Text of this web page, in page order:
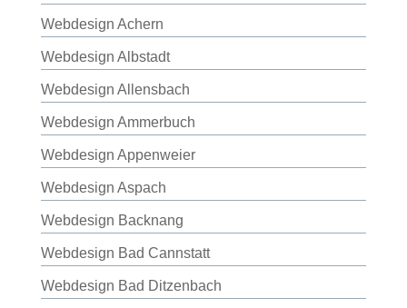
Webdesign Achern
Webdesign Albstadt
Webdesign Allensbach
Webdesign Ammerbuch
Webdesign Appenweier
Webdesign Aspach
Webdesign Backnang
Webdesign Bad Cannstatt
Webdesign Bad Ditzenbach